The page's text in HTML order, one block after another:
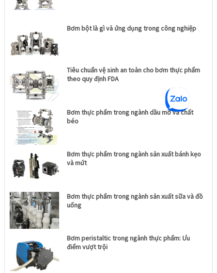
Bơm bột là gì và ứng dụng trong công nghiệp
Tiêu chuẩn vệ sinh an toàn cho bơm thực phẩm
theo quy định FDA
Bơm thực phẩm trong ngành dầu mỡ và chất
béo
Bơm thực phẩm trong ngành sản xuất bánh kẹo
và mứt
Bơm thực phẩm trong ngành sản xuất sữa và đồ
uống
Bơm peristaltic trong ngành thực phẩm: Ưu
điểm vượt trội